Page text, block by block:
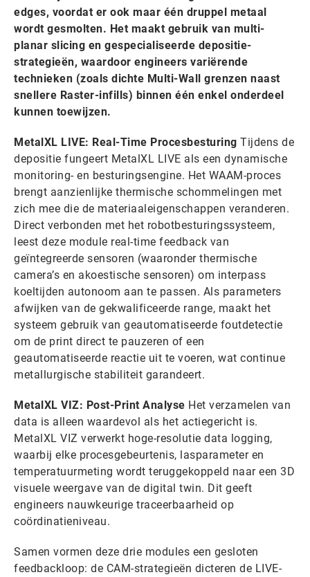
edges, voordat er ook maar één druppel metaal
wordt gesmolten. Het maakt gebruik van multi-
planar slicing en gespecialiseerde depositie-
strategieën, waardoor engineers variërende
technieken (zoals dichte Multi-Wall grenzen naast
snellere Raster-infills) binnen één enkel onderdeel
kunnen toewijzen.
MetalXL LIVE: Real-Time Procesbesturing Tijdens de
depositie fungeert MetalXL LIVE als een dynamische
monitoring- en besturingsengine. Het WAAM-proces
brengt aanzienlijke thermische schommelingen met
zich mee die de materiaaleigenschappen veranderen.
Direct verbonden met het robotbesturingssysteem,
leest deze module real-time feedback van
geïntegreerde sensoren (waaronder thermische
camera’s en akoestische sensoren) om interpass
koeltijden autonoom aan te passen. Als parameters
afwijken van de gekwalificeerde range, maakt het
systeem gebruik van geautomatiseerde foutdetectie
om de print direct te pauzeren of een
geautomatiseerde reactie uit te voeren, wat continue
metallurgische stabiliteit garandeert.
MetalXL VIZ: Post-Print Analyse Het verzamelen van
data is alleen waardevol als het actiegericht is.
MetalXL VIZ verwerkt hoge-resolutie data logging,
waarbij elke procesgebeurtenis, lasparameter en
temperatuurmeting wordt teruggekoppeld naar een 3D
visuele weergave van de digital twin. Dit geeft
engineers nauwkeurige traceerbaarheid op
coördinatieniveau.
Samen vormen deze drie modules een gesloten
feedbackloop: de CAM-strategieën dicteren de LIVE-